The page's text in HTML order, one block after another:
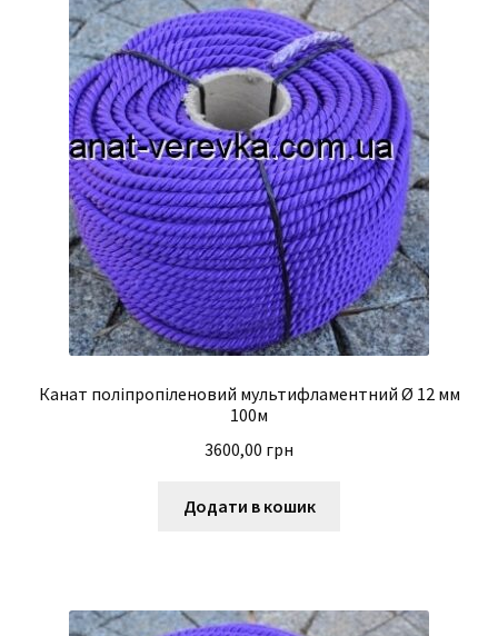
Канат поліпропіленовий мультифламентний Ø 12 мм
100м
3600,00 грн
Додати в кошик